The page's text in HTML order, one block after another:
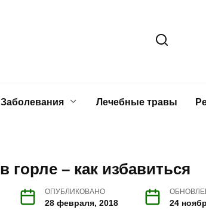
Заболевания Лечебные травы
горле – как избавиться
ОПУБЛИКОВАНО
28 февраля, 2018 24